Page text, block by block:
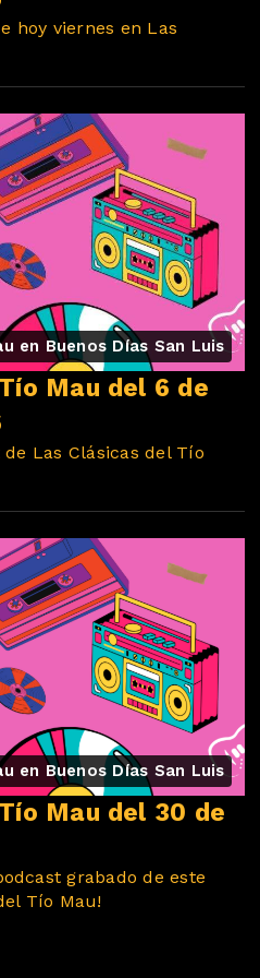
hoy viernes en Las
en Buenos Días San Luis
Mau del 6 de
de Las Clásicas del Tío
en Buenos Días San Luis
Mau del 30 de
grabado de este
Tío Mau!